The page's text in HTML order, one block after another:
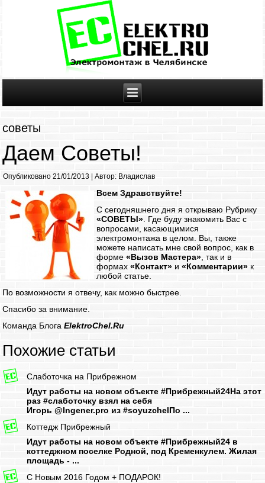
советы
Даем Советы!
Опубликовано 21/01/2013 |Автор: Владислав
Всем Здравствуйте!
С сегодняшнего дня я открываю Рубрику
«СОВЕТЫ» . Где буду знакомить Вас с
вопросами, касающимися
электромонтажа в целом. Вы, также
можете написать мне свой вопрос, как в
форме«Вызов Мастера» , так и в
формах«Контакт» и«Комментарии» к
любой статье.
По возможности я отвечу, как можно быстрее.
Спасибо за внимание.
Команда БлогаElektroChel.Ru
Похожие статьи
Слаботочка на Прибрежном
Идут работы на новом объекте #Прибрежный24На этот
раз #слаботочку взял на себя
Игорь @Ingener.pro из #soyuzchelПо ...
Коттедж Прибрежный
Идут работы на новом объекте #Прибрежный24 в
коттеджном поселке Родной, под Кременкулем. Жилая
площадь - ...
С Новым 2016 Годом + ПОДАРОК!